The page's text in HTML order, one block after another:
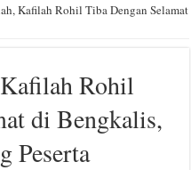
Kafilah Rohil Tiba Dengan Selamat
Rohil
di Bengkalis,
Peserta